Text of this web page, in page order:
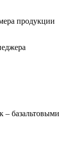
продукции
– базальтовыми